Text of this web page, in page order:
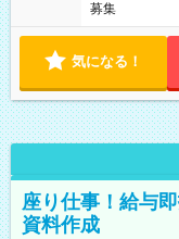
募集
気になる！
座り仕事！給与
資料作成